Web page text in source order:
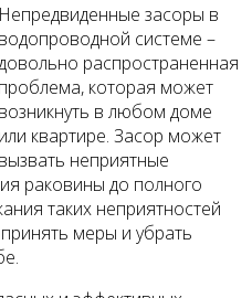
Непредвиденные засоры в
водопроводной системе –
распространенная
проблема, которая может
возникнуть в любом доме
или квартире. Засор может
вызвать неприятные
раковины до полного
таких неприятностей
меры и убрать